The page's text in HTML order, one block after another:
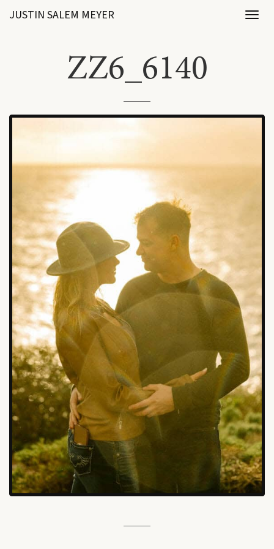
JUSTIN SALEM MEYER
ZZ6_6140